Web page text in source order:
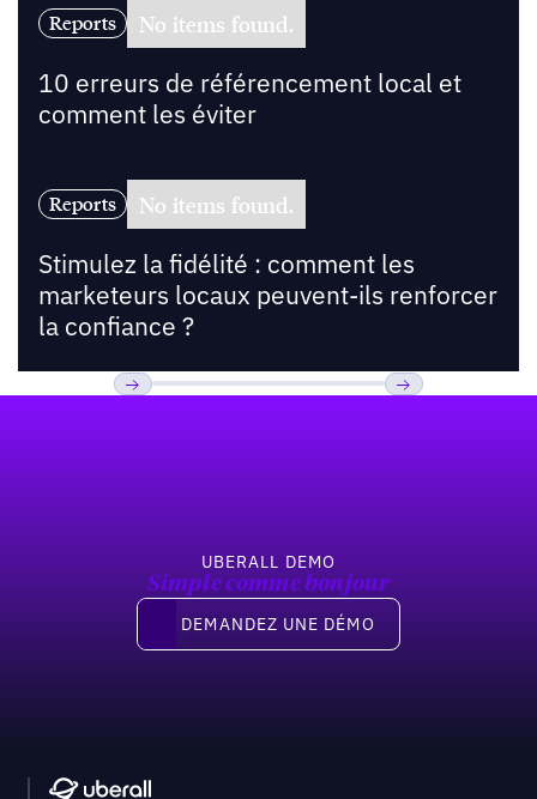
Reports No items found.
10 erreurs de référencement local et
comment les éviter
Reports No items found.
Stimulez la fidélité : comment les
marketeurs locaux peuvent-ils renforcer
la confiance ?
UBERALL DEMO
Simple comme bonjour
Demandez une démo
DEMANDEZ UNE DÉMO